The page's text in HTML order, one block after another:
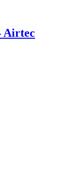
Airtec